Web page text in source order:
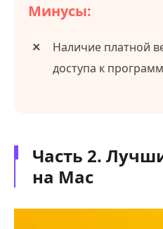
Минусы:
Наличие платной
доступа к
Часть 2.
на Mac